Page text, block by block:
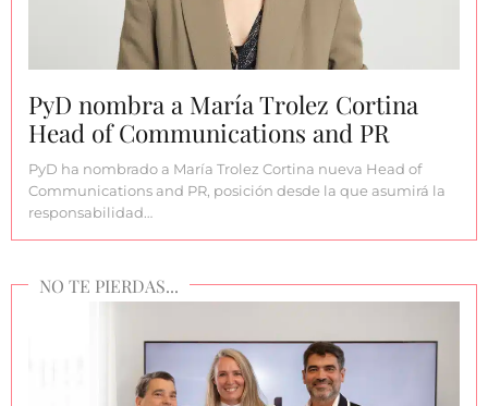
PyD nombra a María Trolez Cortina
Head of Communications and PR
PyD ha nombrado a María Trolez Cortina nueva Head of
Communications and PR, posición desde la que asumirá la
responsabilidad…